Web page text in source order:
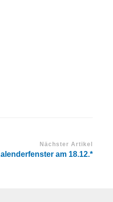
Nächster Artikel
am 18.12.*